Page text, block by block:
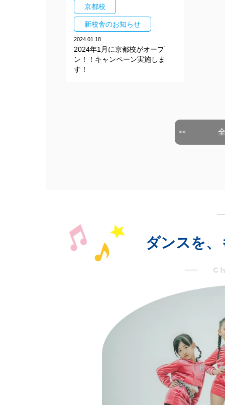
京都校
新校舎のお知らせ
2024.01.18
2024年1月に京都校がオープ
ン！！キャンペーン実施しま
す！
ダンスを